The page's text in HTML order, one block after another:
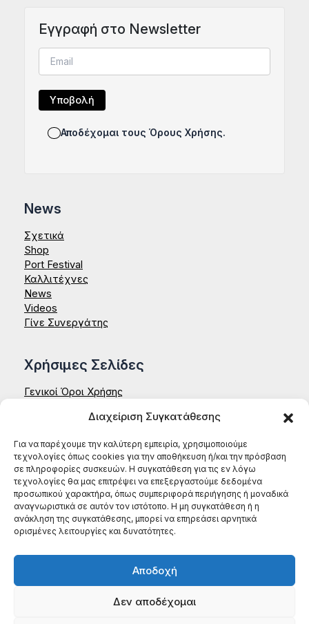
Διαχείριση Συγκατάθεσης
Για να παρέχουμε την καλύτερη εμπειρία, χρησιμοποιούμε
τεχνολογίες όπως cookies για την αποθήκευση ή/και την πρόσβαση
σε πληροφορίες συσκευών. Η συγκατάθεση για τις εν λόγω
τεχνολογίες θα μας επιτρέψει να επεξεργαστούμε δεδομένα
προσωπικού χαρακτήρα, όπως συμπεριφορά περιήγησης ή μοναδικά
αναγνωριστικά σε αυτόν τον ιστότοπο. Η μη συγκατάθεση ή η
ανάκληση της συγκατάθεσης, μπορεί να επηρεάσει αρνητικά
ορισμένες λειτουργίες και δυνατότητες.
Αποδοχή
Δεν αποδέχομαι
Eγγραφή στο Newsletter
Αποδέχομαι τους Όρους Χρήσης.
News
Σχετικά
Shop
Port Festival
Καλλιτέχνες
News
Videos
Γίνε Συνεργάτης
Χρήσιμες Σελίδες
Γενικοί Όροι Χρήσης
Δήλωση Απορρήτου – Aenaon
ΑΕΝΑΟΝ ΚΟΙΝΣΕΠ
Έδρα: Ζαΐμη 35, 27131, Πύργος Ηλείας
ΑΦΜ: 996784522
ΤΗΛ: (+30) 698 199 8604